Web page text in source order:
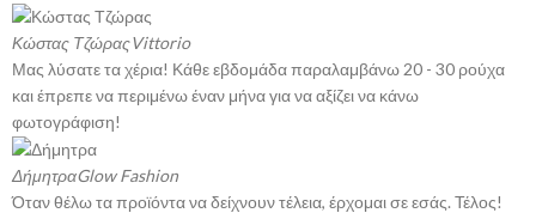
Κώστας ΤζώραςVittorio
Μας λύσατε τα χέρια! Κάθε εβδομάδα παραλαμβάνω 20 - 30 ρούχα
και έπρεπε να περιμένω έναν μήνα για να αξίζει να κάνω
φωτογράφιση!
ΔήμητραGlow Fashion
Όταν θέλω τα προϊόντα να δείχνουν τέλεια, έρχομαι σε εσάς. Τέλος!